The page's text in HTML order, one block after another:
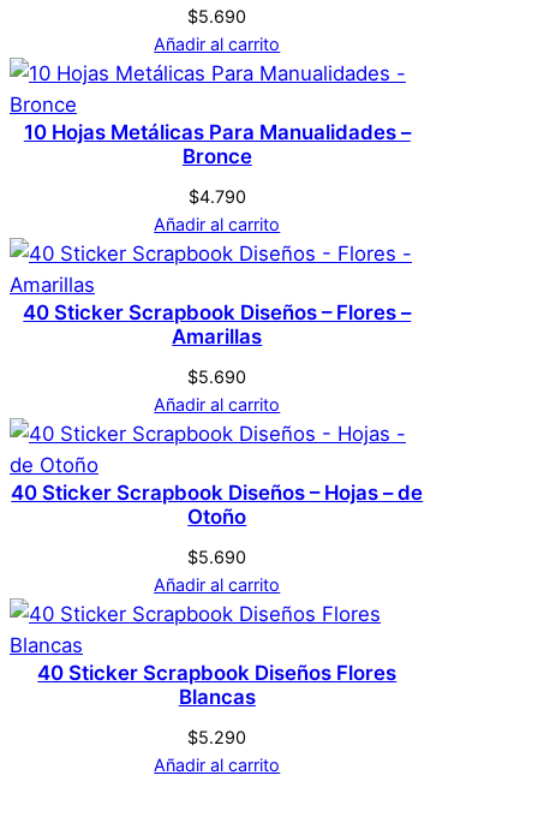
Color Rosado
Diseños – Flores –
Rosados
No hay valoraciones aún. Solo los usuarios
registrados que hayan comprado este
producto pueden hacer una valoración.
$5.690
Añadir al carrito
10 Hojas Metálicas Para Manualidades –
Bronce
$4.790
Añadir al carrito
40 Sticker Scrapbook Diseños – Flores –
Amarillas
$5.690
Añadir al carrito
40 Sticker Scrapbook Diseños – Hojas – de
Otoño
$5.690
Añadir al carrito
40 Sticker Scrapbook Diseños Flores
Blancas
$5.290
Añadir al carrito